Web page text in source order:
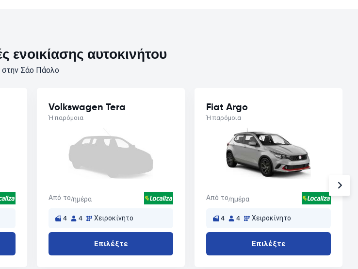
ενοικίασης αυτοκινήτου
στην Σάο Πάολο
Volkswagen Tera
Ή παρόμοια
Από το/ημέρα
4 4 Χειροκίνητο
Επιλέξτε
Fiat Argo
Ή παρόμοια
Από το/ημέρα
4 4 Χειροκίνητο
Επιλέξτε